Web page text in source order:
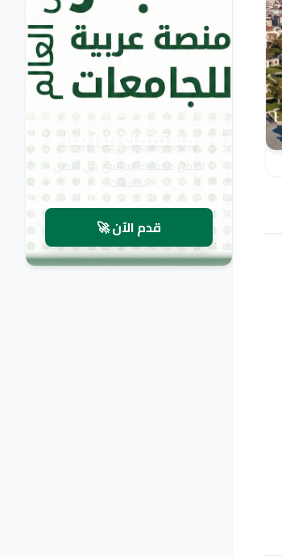
مستقبلك يبدأ هنا
اضمن مقعدك الدراسي في أفضل
الجامعات
قدم الآن 🚀